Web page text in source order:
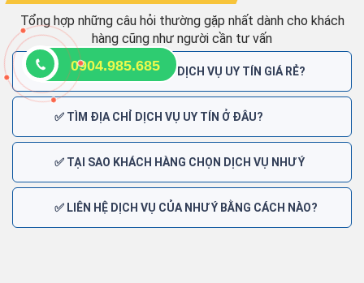
Tổng hợp những câu hỏi thường gặp nhất dành cho khách
hàng cũng như người cần tư vấn
✅ BẠN ĐANG CẦN TÌM DỊCH VỤ UY TÍN GIÁ RẺ?
✅ TÌM ĐỊA CHỈ DỊCH VỤ UY TÍN Ở ĐÂU?
✅ TẠI SAO KHÁCH HÀNG CHỌN DỊCH VỤ NHƯ Ý
✅ LIÊN HỆ DỊCH VỤ CỦA NHƯ Ý BẰNG CÁCH NÀO?
0904.985.685